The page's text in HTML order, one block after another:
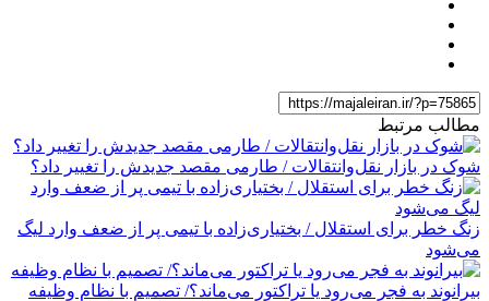
مطالب مرتبط
شوک در بازار نقل‌وانتقالات / طارمی مقصد جدیدش را تغییر داد؟
زنگ خطر برای استقلال / بختیاری‌زاده با تیمی پر از ضعف وارد لیگ
می‌شود
بیرانوند به فجر می‌رود یا تراکتور می‌ماند؟/ تصمیم با نظام وظیفه